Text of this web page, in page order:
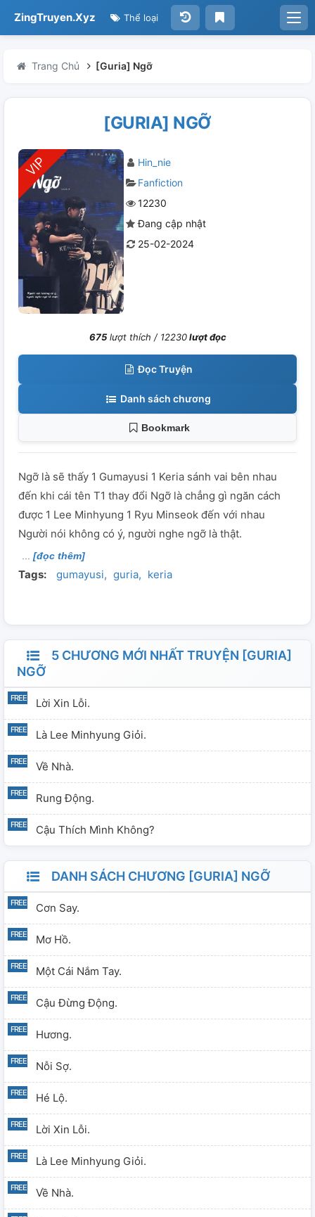
ZingTruyen.Xyz Thể loại
Trang Chủ [Guria] Ngỡ
[GURIA] NGỠ
Hin_nie
Fanfiction
12230
Đang cập nhật
25-02-2024
675lượt thích / 12230lượt đọc
Đọc Truyện
Danh sách chương
Bookmark
Ngỡ là sẽ thấy 1 Gumayusi 1 Keria sánh vai bên nhau
đến khi cái tên T1 thay đổi Ngỡ là chẳng gì ngăn cách
được 1 Lee Minhyung 1 Ryu Minseok đến với nhau
Người nói không có ý, người nghe ngỡ là thật.
[đọc thêm]
Tags: gumayusi guria keria
5 CHƯƠNG MỚI NHẤT TRUYỆN [GURIA]
NGỠ
Lời Xin Lỗi.
Là Lee Minhyung Giỏi.
Về Nhà.
Rung Động.
Cậu Thích Mình Không?
DANH SÁCH CHƯƠNG [GURIA] NGỠ
Cơn Say.
Mơ Hồ.
Một Cái Nắm Tay.
Cậu Đừng Động.
Hương.
Nỗi Sợ.
Hé Lộ.
Lời Xin Lỗi.
Là Lee Minhyung Giỏi.
Về Nhà.